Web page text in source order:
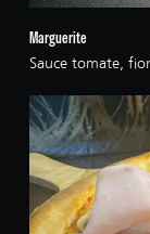
Marguerite
Sauce tomate,